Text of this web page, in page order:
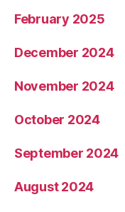
February 2025
December 2024
November 2024
October 2024
September 2024
August 2024